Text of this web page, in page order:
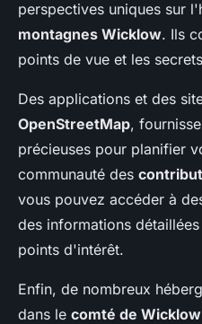
perspectives uniques sur
montagnes Wicklow. Ils
points de vue et les
Des applications et des
OpenStreetMap,
précieuses pour planifier
communauté des
vous pouvez accéder à
des informations
points d'intérêt.
Enfin, de nombreux
dans le comté de Wicklow